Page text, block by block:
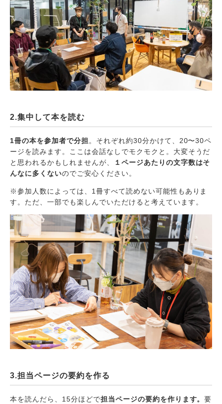
2.集中して本を読む
1冊の本を参加者で分担 。それぞれ約30分かけて、20〜30ペ
ージを読みます。ここは会話なしでモクモクと。大変そうだ
と思われるかもしれませんが、
１ページあたりの文字数はそ
んなに多くないのでご安心ください。
※参加人数によっては、1冊すべて読めない可能性もありま
す。ただ、一部でも楽しんでいただけると考えています。
3.担当ページの要約を作る
本を読んだら、15分ほどで担当ページの要約を作ります。要